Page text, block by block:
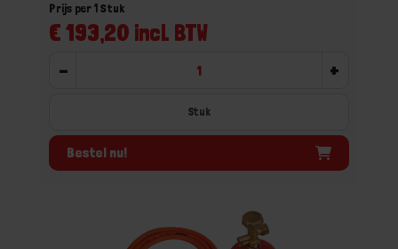
€ 193,20 incl. BTW
Prijs per 1 Stuk
- +
Stuk
Bestel nu!